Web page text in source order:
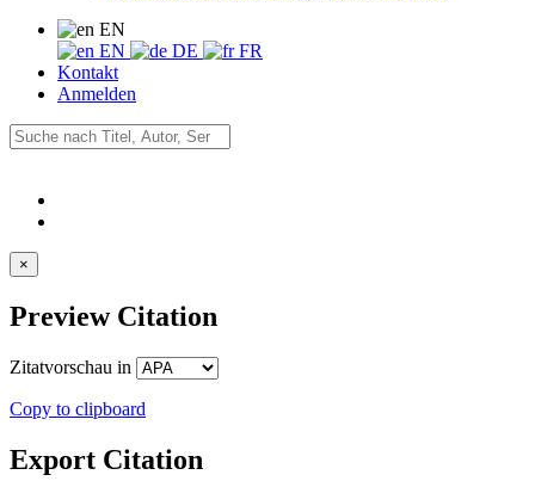
EN
EN
DE
FR
Kontakt
Anmelden
×
Preview Citation
Zitatvorschau in
Copy to clipboard
Export Citation